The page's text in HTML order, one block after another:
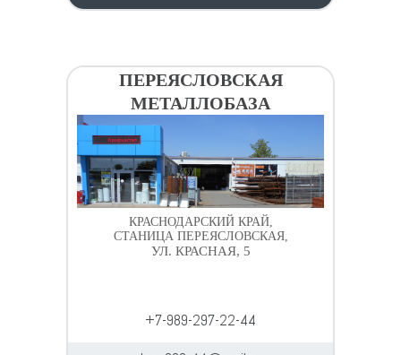
ПЕРЕЯСЛОВСКАЯ
МЕТАЛЛОБАЗА
КРАСНОДАРСКИЙ КРАЙ,
СТАНИЦА ПЕРЕЯСЛОВСКАЯ,
УЛ. КРАСНАЯ, 5
+7-989-297-22-44